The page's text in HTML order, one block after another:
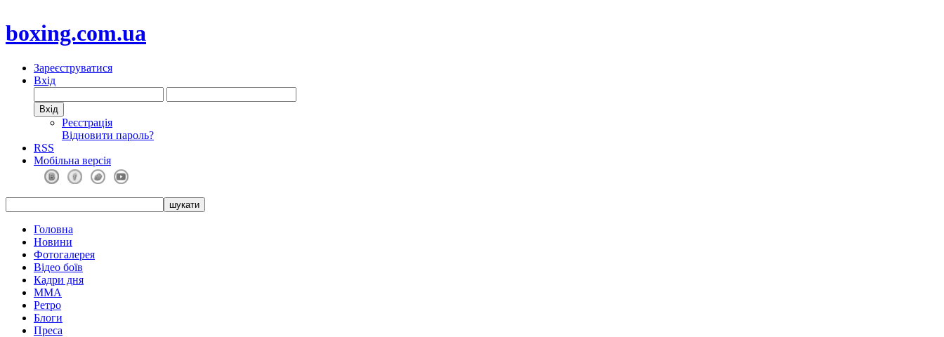
boxing.com.ua
Зареєструватися
Вхід
Реєстрація
Відновити пароль?
RSS
Мобільна версія
Головна
Новини
Фотогалерея
Відео боїв
Кадри дня
ММА
Ретро
Блоги
Преса